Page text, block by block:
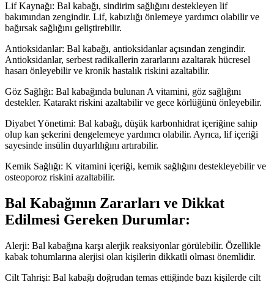
Lif Kaynağı: Bal kabağı, sindirim sağlığını destekleyen lif
bakımından zengindir. Lif, kabızlığı önlemeye yardımcı olabilir ve
bağırsak sağlığını geliştirebilir.
Antioksidanlar: Bal kabağı, antioksidanlar açısından zengindir.
Antioksidanlar, serbest radikallerin zararlarını azaltarak hücresel
hasarı önleyebilir ve kronik hastalık riskini azaltabilir.
Göz Sağlığı: Bal kabağında bulunan A vitamini, göz sağlığını
destekler. Katarakt riskini azaltabilir ve gece körlüğünü önleyebilir.
Diyabet Yönetimi: Bal kabağı, düşük karbonhidrat içeriğine sahip
olup kan şekerini dengelemeye yardımcı olabilir. Ayrıca, lif içeriği
sayesinde insülin duyarlılığını artırabilir.
Kemik Sağlığı: K vitamini içeriği, kemik sağlığını destekleyebilir ve
osteoporoz riskini azaltabilir.
Bal Kabağının Zararları ve Dikkat
Edilmesi Gereken Durumlar:
Alerji: Bal kabağına karşı alerjik reaksiyonlar görülebilir. Özellikle
kabak tohumlarına alerjisi olan kişilerin dikkatli olması önemlidir.
Cilt Tahrişi: Bal kabağı doğrudan temas ettiğinde bazı kişilerde cilt